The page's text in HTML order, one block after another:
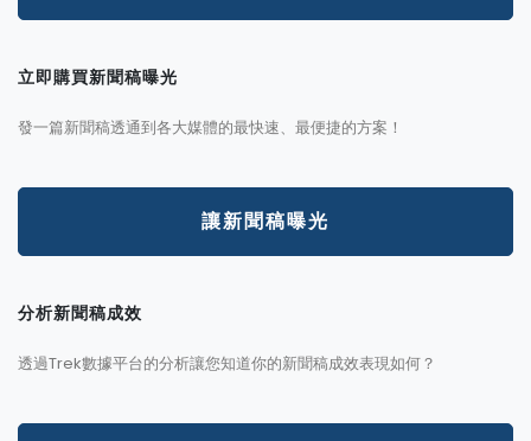
立即購買新聞稿曝光
發一篇新聞稿透通到各大媒體的最快速、最便捷的方案！
讓新聞稿曝光
分析新聞稿成效
透過Trek數據平台的分析讓您知道你的新聞稿成效表現如何？